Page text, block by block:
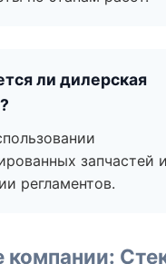
ли дилерская
запчастей и
регламентов.